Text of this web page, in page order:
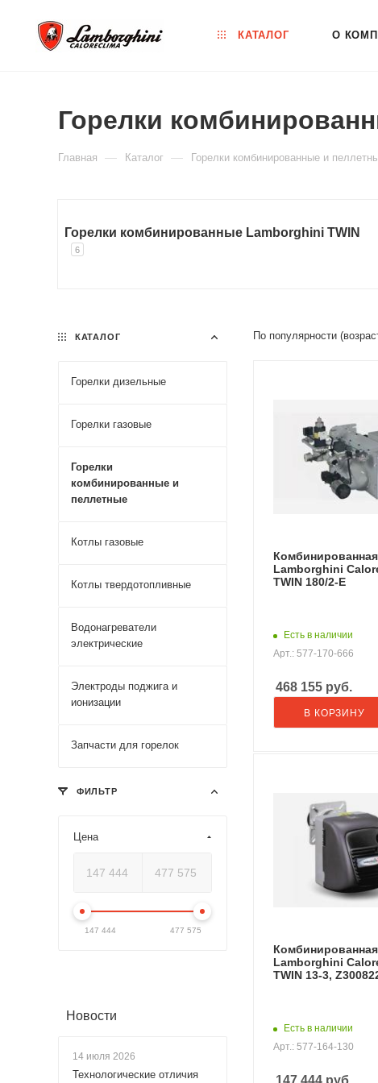
КАТАЛОГ О
Горелки
Главная — Каталог — Горелки комбинированные и
Горелки комбинированные Lamborghini TWIN
6
По популярности
Lamborghini
TWIN 180/2-E
Есть в наличии
Арт.: 577-170-666
468 155 руб.
В КОРЗИНУ
Lamborghini
TWIN 13-3,
Есть в наличии
Арт.: 577-164-130
КАТАЛОГ
Горелки дизельные
Горелки газовые
Горелки
комбинированные и
пеллетные
Котлы газовые
Котлы твердотопливные
Водонагреватели
электрические
Электроды поджига и
ионизации
Запчасти для горелок
ФИЛЬТР
Цена
147 444 477 575
Новости
14 июля 2026
Технологические отличия